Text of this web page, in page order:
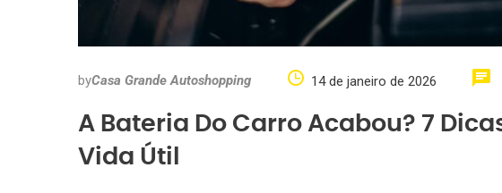
byCasa Grande Autoshopping 14 de janeiro de 2026
A Bateria Do Carro Acabou? 7
Vida Útil